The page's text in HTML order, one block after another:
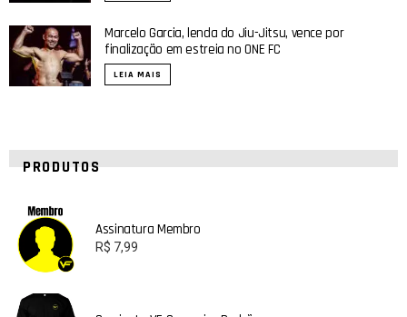
Marcelo Garcia, lenda do Jiu-Jitsu, vence por
finalização em estreia no ONE FC
LEIA MAIS
PRODUTOS
Assinatura Membro
R$ 7,99